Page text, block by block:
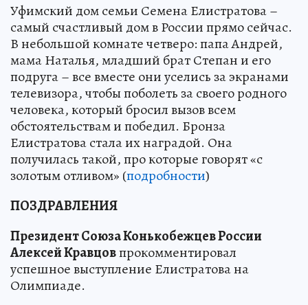
Уфимский дом семьи Семена Елистратова –
самый счастливый дом в России прямо сейчас.
В небольшой комнате четверо: папа Андрей,
мама Наталья, младший брат Степан и его
подруга – все вместе они уселись за экранами
телевизора, чтобы поболеть за своего родного
человека, который бросил вызов всем
обстоятельствам и победил. Бронза
Елистратова стала их наградой. Она
получилась такой, про которые говорят «с
золотым отливом» (подробности)
ПОЗДРАВЛЕНИЯ
Президент Союза Конькобежцев России
Алексей Кравцовпрокомментировал
успешное выступление Елистратова на
Олимпиаде.